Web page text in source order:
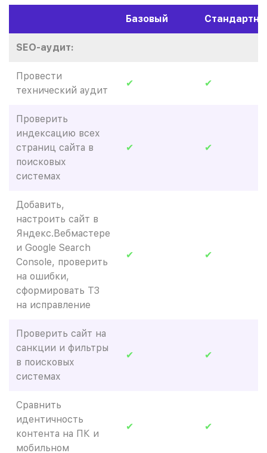
Базовый
SEO-аудит:
Провести
технический аудит
✔ ✔
Проверить
индексацию всех
страниц сайта в
поисковых
системах
✔ ✔
Добавить,
настроить сайт в
Яндекс.Вебмастере
и Google Search
Console, проверить
на ошибки,
сформировать ТЗ
на исправление
✔ ✔
Проверить сайт на
санкции и фильтры
в поисковых
системах
✔ ✔
Сравнить
идентичность
контента на ПК и
мобильном
✔ ✔